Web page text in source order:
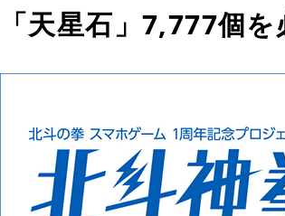
「天星石」7,777個